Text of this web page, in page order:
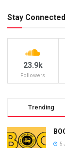
Stay
23.9k
Followers
Trending
5